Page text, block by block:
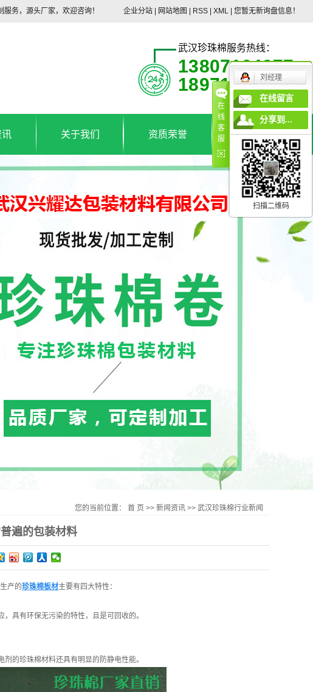
务，源头厂家，欢迎咨询！ 企业分站 网站地图 RSS XML 您暂无新询盘信息！
武汉珍珠棉服务热线：
13807164677
18971192368
讯
业新闻
见问题
关于我们
联系我们
资质荣誉 联系我们
您的当前位置： 首 页 >> 新闻资讯 >> 武汉珍珠棉行业新闻
遍的包装材料
产的珍珠棉板材主要有四大特性：
具有环保无污染的特性，且是可回收的。
的珍珠棉材料还具有明显的防静电性能。
在
线
客
服
刘经理
在线留言
分享到...
扫描二维码